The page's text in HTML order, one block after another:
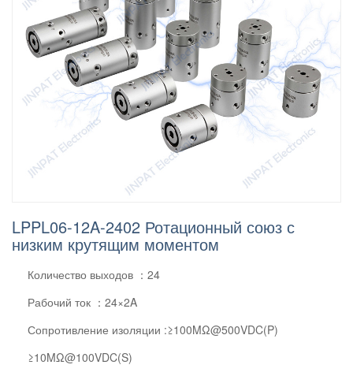
LPPL06-12A-2402 Ротационный союз с
низким крутящим моментом
Количество выходов ：24
Рабочий ток ：24×2A
Сопротивление изоляции :≥100MΩ@500VDC(P)
≥10MΩ@100VDC(S)